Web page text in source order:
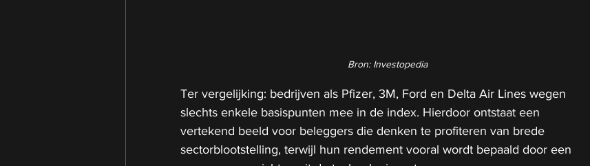
Bron: Investopedia
Ter vergelijking: bedrijven als Pfizer, 3M, Ford en Delta Air Lines wegen
slechts enkele basispunten mee in de index. Hierdoor ontstaat een
vertekend beeld voor beleggers die denken te profiteren van brede
sectorblootstelling, terwijl hun rendement vooral wordt bepaald door een